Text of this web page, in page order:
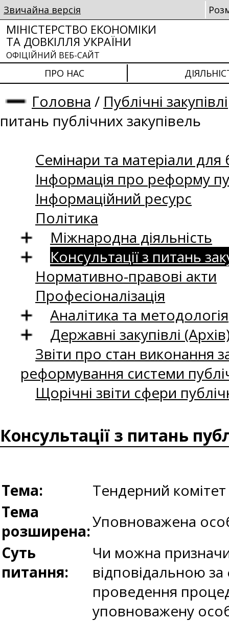
Звичайна версія
МІНІСТЕРСТВО ЕКОНОМІКИ
ТА ДОВКІЛЛЯ УКРАЇНИ
ОФІЦІЙНИЙ ВЕБ-САЙТ
ПРО НАС
Головна / Публічні закупівлі
питань публічних закупівель
Семінари та матеріали для
Інформація про реформу
Інформаційний ресурс
Політика
Міжнародна діяльність
Консультації з питань
Нормативно-правові акти
Професіоналізація
Аналітика та методологія
Державні закупівлі
Звіти про стан виконання
реформування системи
Щорічні звіти сфери
Консультації з питань
Тема:
Тендерний
Тема
розширена:Уповноважена
Суть
питання:
Чи можна
відповідальною
проведення
уповноважену